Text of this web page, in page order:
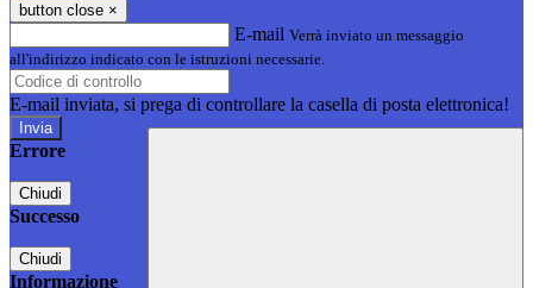
button close ×
E-mail Verrà inviato un messaggio
all'indirizzo indicato con le istruzioni necessarie.
E-mail inviata, si prega di controllare la casella di posta elettronica!
Errore
Chiudi
Successo
Chiudi
Informazione